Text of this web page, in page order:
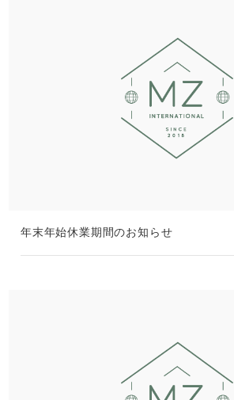
年末年始休業期間のお知らせ